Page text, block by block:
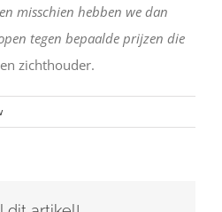
misschien hebben we dan
tegen bepaalde prijzen die
zichthouder.